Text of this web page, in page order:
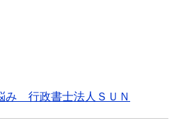
行政書士法人ＳＵＮ